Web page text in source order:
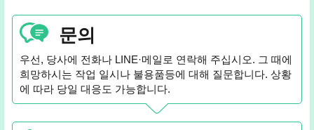
문의
우선, 당사에 전화나 LINE·메일로 연락해 주십시오. 그 때에
희망하시는 작업 일시나 불용품등에 대해 질문합니다. 상황
에 따라 당일 대응도 가능합니다.